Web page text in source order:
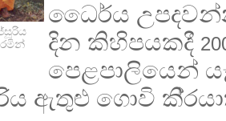
ධෛර්ය
දින කිහිපයකදී
පෙළපාලියෙන්
ඇතුළු ගොවි